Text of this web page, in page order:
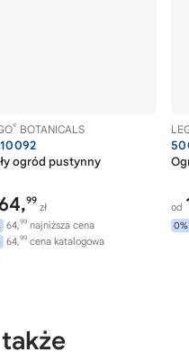
® BOTANICALS
ogród pustynny
64,99
zł
64,99 najniższa cena
64,99 cena katalogowa
od
0%